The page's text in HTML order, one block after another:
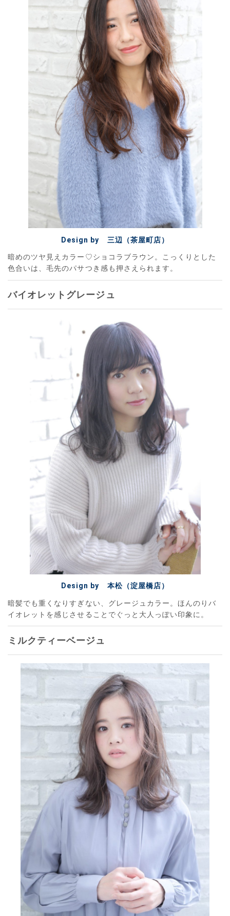
Design by 三辺（茶屋町店）
暗めのツヤ見えカラー♡ショコラブラウン。こっくりとした
色合いは、毛先のパサつき感も押さえられます。
バイオレットグレージュ
Design by 本松（淀屋橋店）
暗髪でも重くなりすぎない、グレージュカラー。ほんのりバ
イオレットを感じさせることでぐっと大人っぽい印象に。
ミルクティーベージュ